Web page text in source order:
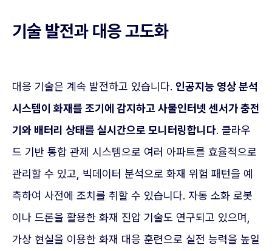
기술 발전과 대응 고도화
대응 기술은 계속 발전하고 있습니다. 인공지능 영상 분석
시스템이 화재를 조기에 감지하고 사물인터넷 센서가 충전
기와 배터리 상태를 실시간으로 모니터링합니다. 클라우
드 기반 통합 관제 시스템으로 여러 아파트를 효율적으로
관리할 수 있고, 빅데이터 분석으로 화재 위험 패턴을 예
측하여 사전에 조치를 취할 수 있습니다. 자동 소화 로봇
이나 드론을 활용한 화재 진압 기술도 연구되고 있으며,
가상 현실을 이용한 화재 대응 훈련으로 실전 능력을 높일